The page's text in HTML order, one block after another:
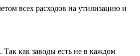
всех расходов на утилизацию и
Так как заводы есть не в каждом